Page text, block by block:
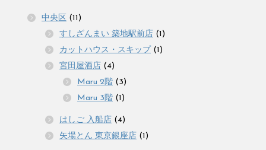
中央区 (11)
すしざんまい 築地駅前店 (1)
カットハウス・スキップ (1)
宮田屋酒店 (4)
Maru 2階 (3)
Maru 3階 (1)
はしご 入船店 (4)
矢場とん 東京銀座店 (1)